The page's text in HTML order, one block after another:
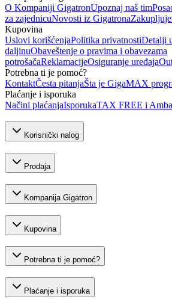
O Kompaniji GigatronUpoznaj naš tim
za zajednicuNovosti iz Gigatrona
Kupovina
Uslovi korišćenjaPolitika privatnostiDetalji
daljinuObaveštenje o pravima i obavezama
potrošačaReklamacijeOsiguranje uređaja
Potrebna ti je pomoć?
KontaktČesta pitanjaŠta je GigaMAX
Plaćanje i isporuka
Načini plaćanjaIsporukaTAX FREE i
Korisnički nalog
Prodaja
Kompanija Gigatron
Kupovina
Potrebna ti je pomoć?
Plaćanje i isporuka